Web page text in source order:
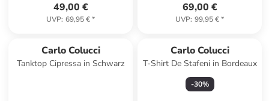
49,00 €
UVP: 69,95 €*
69,00 €
UVP: 99,95 €*
Carlo Colucci
Tanktop Cipressa in Schwarz
Carlo Colucci
T-Shirt De Stafeni in Bordeaux
-30%